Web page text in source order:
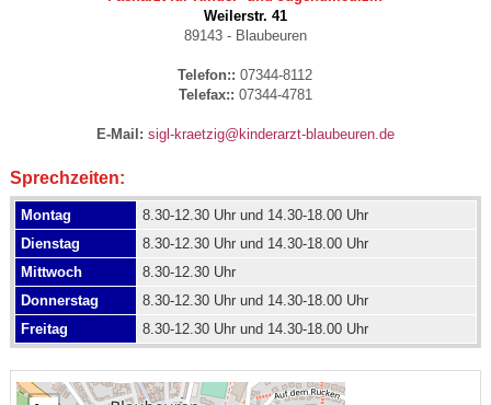
Weilerstr. 41
89143 - Blaubeuren
Telefon:: 07344-8112
Telefax:: 07344-4781
E-Mail: sigl-kraetzig@kinderarzt-blaubeuren.de
Sprechzeiten:
Montag
8.30-12.30 Uhr und 14.30-18.00 Uhr
Dienstag
8.30-12.30 Uhr und 14.30-18.00 Uhr
Mittwoch
8.30-12.30 Uhr
Donnerstag
8.30-12.30 Uhr und 14.30-18.00 Uhr
Freitag
8.30-12.30 Uhr und 14.30-18.00 Uhr